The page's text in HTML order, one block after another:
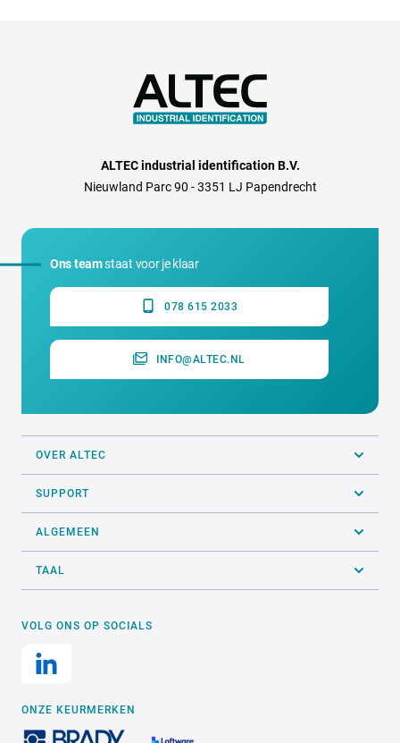
ALTEC industrial identification B.V.
Nieuwland Parc 90 - 3351 LJ Papendrecht
Ons teamstaat voor je klaar
078 615 2033
INFO@ALTEC.NL
OVER ALTEC
SUPPORT
ALGEMEEN
TAAL
VOLG ONS OP SOCIALS
ONZE KEURMERKEN